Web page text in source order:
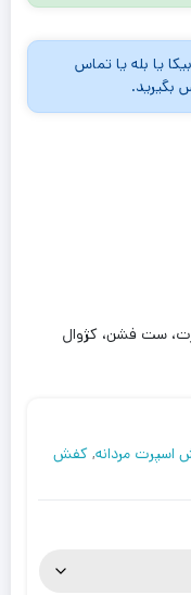
یا بله یا تماس
ست فشن، کژوال
اسپرت مردانه, کفش